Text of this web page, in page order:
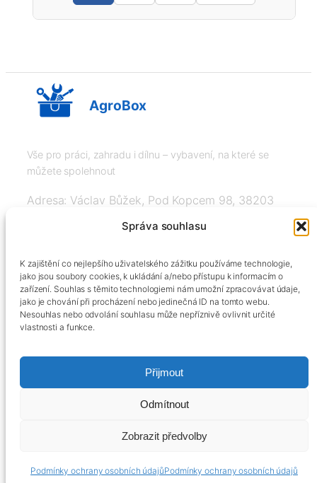
Správa souhlasu
K zajištění co nejlepšího uživatelského zážitku používáme technologie,
jako jsou soubory cookies, k ukládání a/nebo přístupu k informacím o
zařízení. Souhlas s těmito technologiemi nám umožní zpracovávat údaje,
jako je chování při procházení nebo jedinečná ID na tomto webu.
Nesouhlas nebo odvolání souhlasu může nepříznivě ovlivnit určité
vlastnosti a funkce.
Přijmout
Odmítnout
Zobrazit předvolby
Podmínky ochrany osobních údajůPodmínky ochrany osobních údajů
AgroBox
Vše pro práci, zahradu i dílnu – vybavení, na které se
můžete spolehnout
Adresa: Václav Bůžek, Pod Kopcem 98, 38203
+420606334248, info@agrobox.cz
Obchodní podmínky
Podmínky ochrany osobních údajů